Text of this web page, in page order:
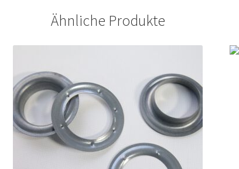
Ähnliche Produkte